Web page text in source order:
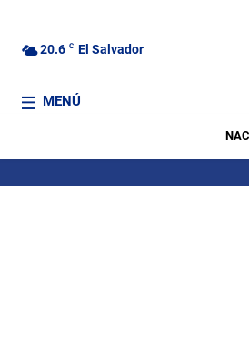
20.6 C El Salvador
MENÚ